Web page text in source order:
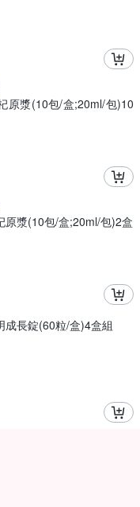
原漿(10包/盒;20ml/包)10
原漿(10包/盒;20ml/包)2盒
成長錠(60粒/盒)4盒組